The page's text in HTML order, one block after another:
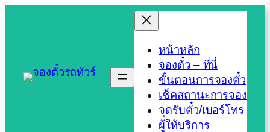
หน้าหลัก
จองตั๋ว – ที่นี่
ขั้นตอนการจองตั๋ว
เช็คสถานะการจอง
จุดรับตั๋ว/เบอร์โทร
ผู้ให้บริการ